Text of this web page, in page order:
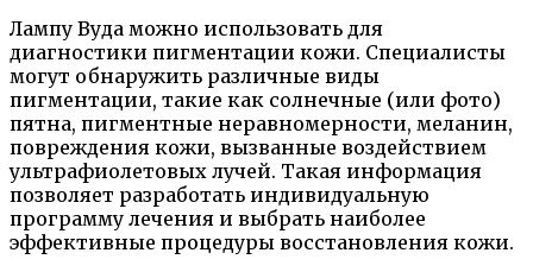
Лампу Вуда можно использовать для
диагностики пигментации кожи. Специалисты
могут обнаружить различные виды
пигментации, такие как солнечные (или фото)
пятна, пигментные неравномерности, меланин,
повреждения кожи, вызванные воздействием
ультрафиолетовых лучей. Такая информация
позволяет разработать индивидуальную
программу лечения и выбрать наиболее
эффективные процедуры восстановления кожи.